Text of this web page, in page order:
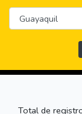
Total de